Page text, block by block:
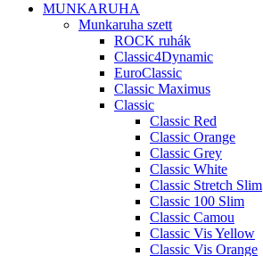
MUNKARUHA
Munkaruha szett
ROCK ruhák
Classic4Dynamic
EuroClassic
Classic Maximus
Classic
Classic Red
Classic Orange
Classic Grey
Classic White
Classic Stretch Slim
Classic 100 Slim
Classic Camou
Classic Vis Yellow
Classic Vis Orange